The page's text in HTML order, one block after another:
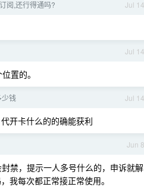
Jul 14
阅,还行得通吗?
Jul 14
置的。
Jul 14
钱
开卡什么的的确能获利
Jun 8
禁，提示一人多号什么的，申诉就解
我每次都正常接正常使用。